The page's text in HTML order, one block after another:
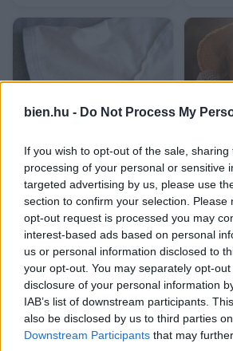
bien.hu - Do Not Process My
If you wish to opt-out of the sale,
processing of your personal or sensitive
targeted advertising by us, please use
section to confirm your selection. Please
opt-out request is processed you may
interest-based ads based on personal
us or personal information disclosed to
your opt-out. You may separately opt-
disclosure of your personal information
IAB’s list of downstream participants.
also be disclosed by us to third parties
Downstream Participants that may
Sárga izzadságfoltok a
fehér pólón? A filléres
házi szer, ami csodát tesz
Napi
sarkall
Kövesd a Bien.hu cikkeit a
#RP EGÉSZSÉG FLIP FLOP
PAPUCS